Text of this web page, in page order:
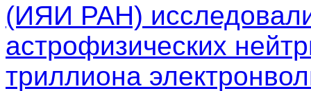
(ИЯИ РАН)
астрофизических
триллиона